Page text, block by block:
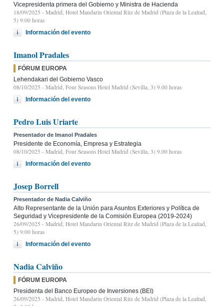
Vicepresidenta primera del Gobierno y Ministra de Hacienda
18/09/2025 - Madrid, Hotel Mandarin Oriental Ritz de Madrid (Plaza de la Lealtad,
5) 9:00 horas
Información del evento
Imanol Pradales
FÓRUM EUROPA
Lehendakari del Gobierno Vasco
08/10/2025 - Madrid, Four Seasons Hotel Madrid (Sevilla, 3) 9.00 horas
Información del evento
Pedro Luis Uriarte
Presentador de Imanol Pradales
Presidente de Economía, Empresa y Estrategia
08/10/2025 - Madrid, Four Seasons Hotel Madrid (Sevilla, 3) 9.00 horas
Información del evento
Josep Borrell
Presentador de Nadia Calviño
Alto Representante de la Unión para Asuntos Exteriores y Política de
Seguridad y Vicepresidente de la Comisión Europea (2019-2024)
26/09/2025 - Madrid, Hotel Mandarin Oriental Ritz de Madrid (Plaza de la Lealtad,
5) 9:00 horas
Información del evento
Nadia Calviño
FÓRUM EUROPA
Presidenta del Banco Europeo de Inversiones (BEI)
26/09/2025 - Madrid, Hotel Mandarin Oriental Ritz de Madrid (Plaza de la Lealtad,